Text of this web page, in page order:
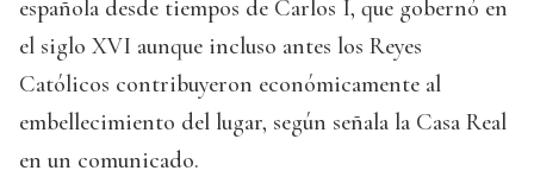
española desde tiempos de Carlos I, que gobernó en
el siglo XVI aunque incluso antes los Reyes
Católicos contribuyeron económicamente al
embellecimiento del lugar, según señala la Casa Real
en un comunicado.